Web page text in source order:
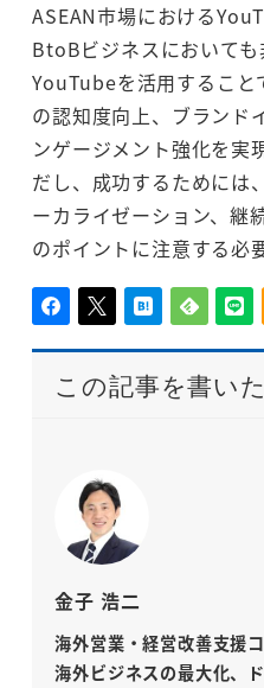
ASEAN市場における
BtoBビジネスにおいても
YouTubeを活用すること
の認知度向上、ブランド
ンゲージメント強化を実
だし、成功するためには
ーカライゼーション、継
のポイントに注意する必
この記事を書い
金子 浩二
海外営業・経営改善支援
海外ビジネスの最大化、